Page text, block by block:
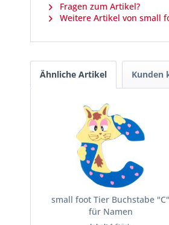
Fragen zum Artikel?
Weitere Artikel von small
Ähnliche Artikel Kunden
small foot Tier Buchstabe "C"
für Namen